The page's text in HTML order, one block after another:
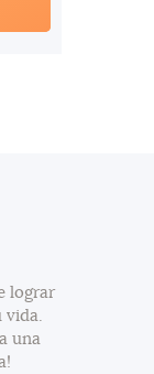
lograr
vida.
una